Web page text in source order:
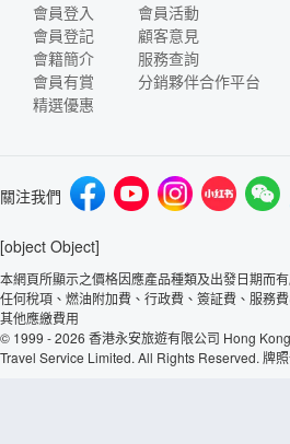
會員登入
會員登記
會籍簡介
會員有賞
精選優惠
會員活動
顧客意見
服務查詢
分銷夥伴合作平台
關注我們
[object Object]
本網頁所顯示之價格因應產品種類及出發日期而
任何稅項、燃油附加費、行政費、簽証費、服務
其他應繳費用
© 1999 - 2026 香港永安旅遊有限公司 Hong
Travel Service Limited. All Rights Reserved. 牌